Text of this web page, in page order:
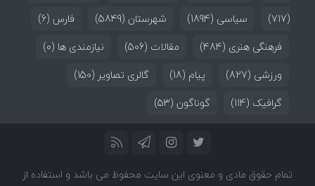
(717)
سیاسی (1894) شهرستان (5849) فارس (6)
فرهنگی هنری (484) مقالات (506) نیازمندی ها (0)
ورزشی (827) پیام (18) گالری تصاویر (150)
گرافیک (114) گوناگون (53)
تمام حقوق مادی و معنوی این سایت محفوظ می باشد و استفاده از